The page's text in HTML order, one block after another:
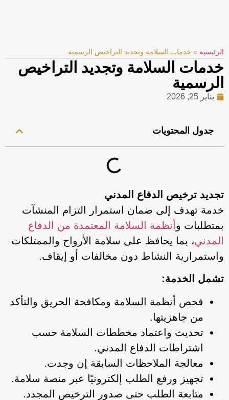
الرئيسية » خدمات السلامة وتجديد التراخيص الرسمية
خدمات السلامة وتجديد التراخيص
الرسمية
يناير 25, 2026
جدول المحتويات
تجديد ترخيص الدفاع المدني
خدمة تهدف إلى ضمان استمرار التزام المنشآت
بمتطلبات و أنظمة السلامة المعتمدة من الدفاع
المدني، بما يحافظ على سلامة الأرواح والممتلكات
واستمرارية النشاط دون مخالفات أو إيقاف.
تشمل الخدمة:
فحص أنظمة السلامة ومكافحة الحريق والتأكد
من جاهزيتها.
تحديث واعتماد مخططات السلامة حسب
اشتراطات الدفاع المدني.
معالجة الملاحظات السابقة إن وجدت.
تجهيز ورفع الطلب إلكترونيًا عبر منصة سلامة.
متابعة الطلب حتى صدور الترخيص المجدد.